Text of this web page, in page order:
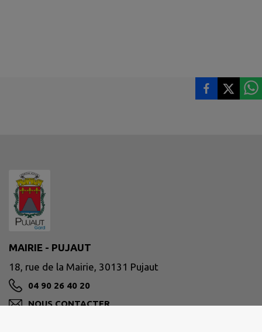
MAIRIE - PUJAUT
18, rue de la Mairie, 30131 Pujaut
04 90 26 40 20
NOUS CONTACTER